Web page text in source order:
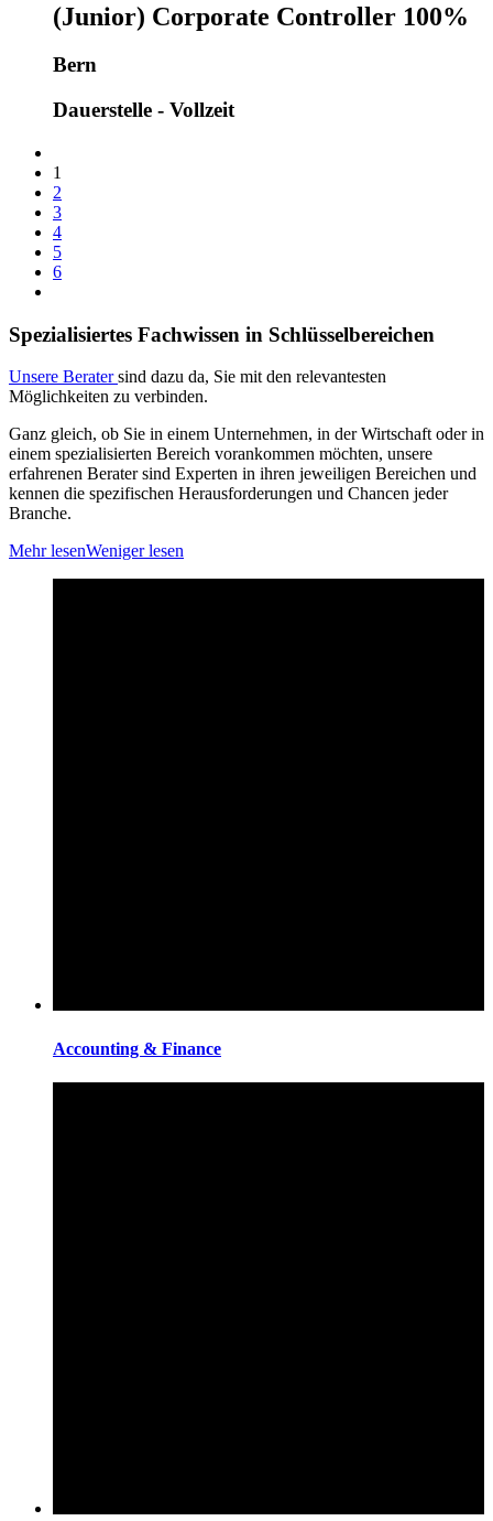
(Junior) Corporate Controller 100%
Bern
Dauerstelle - Vollzeit
1
2
3
4
5
6
Spezialisiertes Fachwissen in Schlüsselbereichen
Unsere Beratersind dazu da, Sie mit den relevantesten
Möglichkeiten zu verbinden.
Ganz gleich, ob Sie in einem Unternehmen, in der Wirtschaft oder in
einem spezialisierten Bereich vorankommen möchten, unsere
erfahrenen Berater sind Experten in ihren jeweiligen Bereichen und
kennen die spezifischen Herausforderungen und Chancen jeder
Branche.
Mehr lesenWeniger lesen
Accounting & Finance